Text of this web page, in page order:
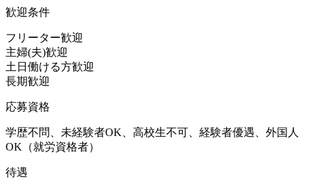
歓迎条件
フリーター歓迎
主婦(夫)歓迎
土日働ける方歓迎
長期歓迎
応募資格
学歴不問、未経験者OK、高校生不可、経験者優遇、外国人
OK（就労資格者）
待遇